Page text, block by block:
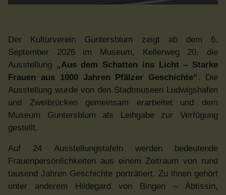
Der Kulturverein Guntersblum zeigt ab dem 6.
September 2026 im Museum, Kellerweg 20, die
Ausstellung „Aus dem Schatten ins Licht – Starke
Frauen aus 1000 Jahren Pfälzer Geschichte“. Die
Ausstellung wurde von den Stadtmuseen Ludwigshafen
und Zweibrücken gemeinsam erarbeitet und dem
Museum Guntersblum als Leihgabe zur Verfügung
gestellt.
Auf 24 Ausstellungstafeln werden bedeutende
Frauenpersönlichkeiten aus einem Zeitraum von rund
tausend Jahren Geschichte porträtiert. Zu ihnen gehört
unter anderem Hildegard von Bingen – Äbtissin,